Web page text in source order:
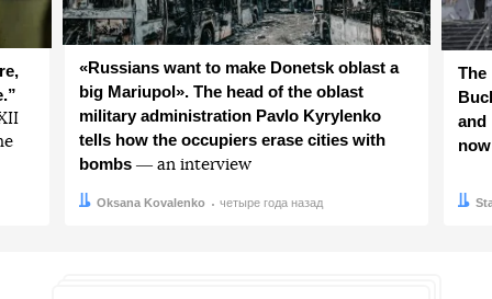
«Russians want to make Donetsk oblast a
big Mariupol». The head of the oblast
military administration Pavlo Kyrylenko
tells how the occupiers erase cities with
bombs ― an interview
Автор:
Oksana Kovalenko
Дата: четыре года назад
The
and
now
Дата: